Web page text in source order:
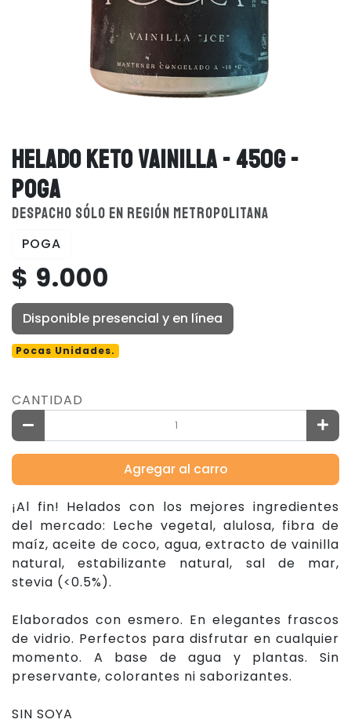
HELADO KETO VAINILLA - 450G -
POGA
DESPACHO SÓLO EN REGIÓN METROPOLITANA
POGA
$ 9.000
Disponible presencial y en línea
Pocas Unidades.
CANTIDAD
Agregar al carro
¡Al fin! Helados con los mejores ingredientes
del mercado: Leche vegetal, alulosa, fibra de
maíz, aceite de coco, agua, extracto de vainilla
natural, estabilizante natural, sal de mar,
stevia (<0.5%).
Elaborados con esmero. En elegantes frascos
de vidrio. Perfectos para disfrutar en cualquier
momento. A base de agua y plantas. Sin
preservante, colorantes ni saborizantes.
SIN SOYA